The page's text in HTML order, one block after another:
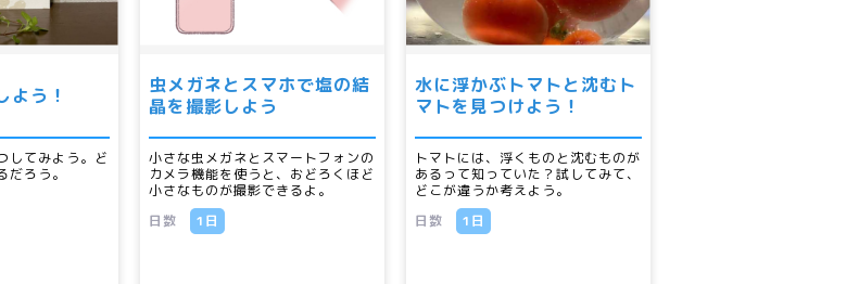
よう！
してみよう。ど
だろう。
虫メガネとスマホで塩の結
晶を撮影しよう
小さな虫メガネとスマートフォンの
カメラ機能を使うと、おどろくほど
小さなものが撮影できるよ。
日数
1日
水に浮かぶトマトと沈むト
マトを見つけよう！
トマトには、浮くものと沈むものが
あるって知っていた？試してみて、
どこが違うか考えよう。
日数
1日